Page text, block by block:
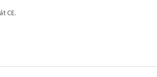
CE.